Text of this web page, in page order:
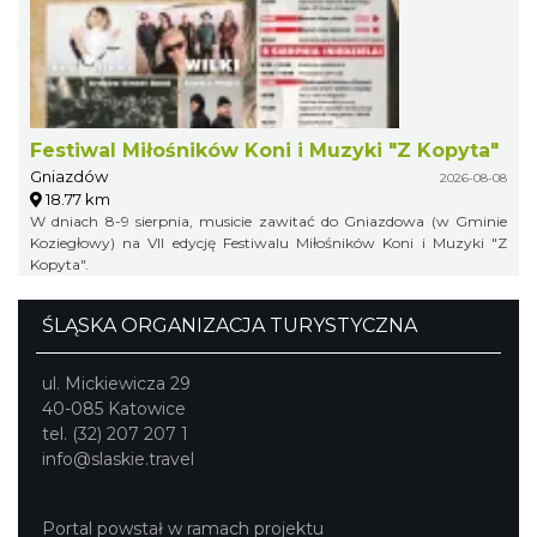
Festiwal Miłośników Koni i Muzyki "Z Kopyta"
Gniazdów 2026-08-08
18.77 km
W dniach 8-9 sierpnia, musicie zawitać do Gniazdowa (w Gminie
Koziegłowy) na VII edycję Festiwalu Miłośników Koni i Muzyki "Z
Kopyta".
ŚLĄSKA ORGANIZACJA TURYSTYCZNA
ul. Mickiewicza 29
40-085 Katowice
tel. (32) 207 207 1
info@slaskie.travel
Portal powstał w ramach projektu